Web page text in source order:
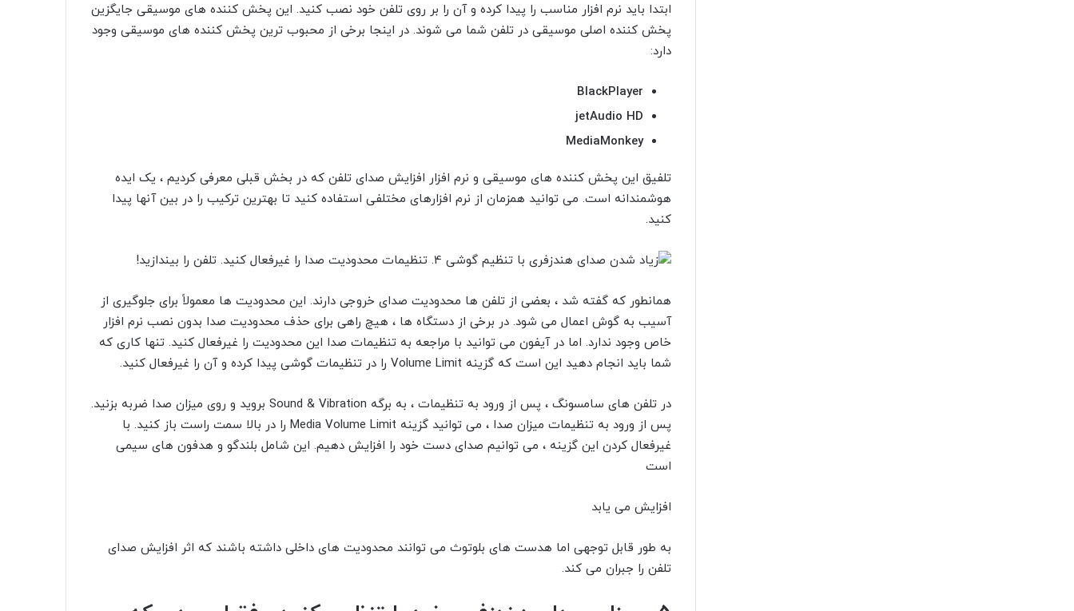
ابتدا باید نرم افزار مناسب را پیدا کرده و آن را بر روی تلفن خود نصب کنید. این پخش کننده های موسیقی جایگزین
پخش کننده اصلی موسیقی در تلفن شما می شوند. در اینجا برخی از محبوب ترین پخش کننده های موسیقی وجود
دارد:
BlackPlayer
jetAudio HD
MediaMonkey
تلفیق این پخش کننده های موسیقی و نرم افزار افزایش صدای تلفن که در بخش قبلی معرفی کردیم ، یک ایده
هوشمندانه است. می توانید همزمان از نرم افزارهای مختلفی استفاده کنید تا بهترین ترکیب را در بین آنها پیدا
کنید.
همانطور که گفته شد ، بعضی از تلفن ها محدودیت صدای خروجی دارند. این محدودیت ها معمولاً برای جلوگیری از
آسیب به گوش اعمال می شود. در برخی از دستگاه ها ، هیچ راهی برای حذف محدودیت صدا بدون نصب نرم افزار
خاص وجود ندارد. اما در آیفون می توانید با مراجعه به تنظیمات صدا این محدودیت را غیرفعال کنید. تنها کاری که
شما باید انجام دهید این است که گزینه Volume Limit را در تنظیمات گوشی پیدا کرده و آن را غیرفعال کنید.
در تلفن های سامسونگ ، پس از ورود به تنظیمات ، به برگه Sound & Vibration بروید و روی میزان صدا ضربه بزنید.
پس از ورود به تنظیمات میزان صدا ، می توانید گزینه Media Volume Limit را در بالا سمت راست باز کنید. با
غیرفعال کردن این گزینه ، می توانیم صدای دست خود را افزایش دهیم. این شامل بلندگو و هدفون های سیمی
است
افزایش می یابد
به طور قابل توجهی اما هدست های بلوتوث می توانند محدودیت های داخلی داشته باشند که اثر افزایش صدای
تلفن را جبران می کند.